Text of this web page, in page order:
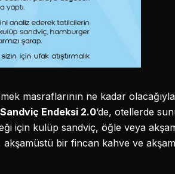
masraflarının ne kadar
Endeksi 2.0‘de, otellerde
için kulüp sandviç, öğle veya
bir fincan kahve ve